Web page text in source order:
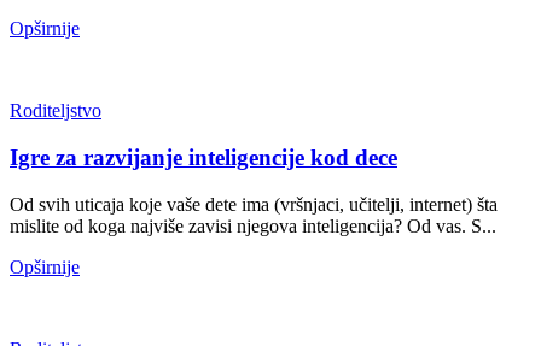
Opširnije
Roditeljstvo
Igre za razvijanje inteligencije kod dece
​​Od svih uticaja koje vaše dete ima (vršnjaci, učitelji, internet) šta
mislite od koga najviše zavisi njegova inteligencija? Od vas. S...
Opširnije